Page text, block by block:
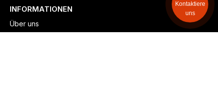
INFORMATIONEN
Über uns
Kontaktiere
uns